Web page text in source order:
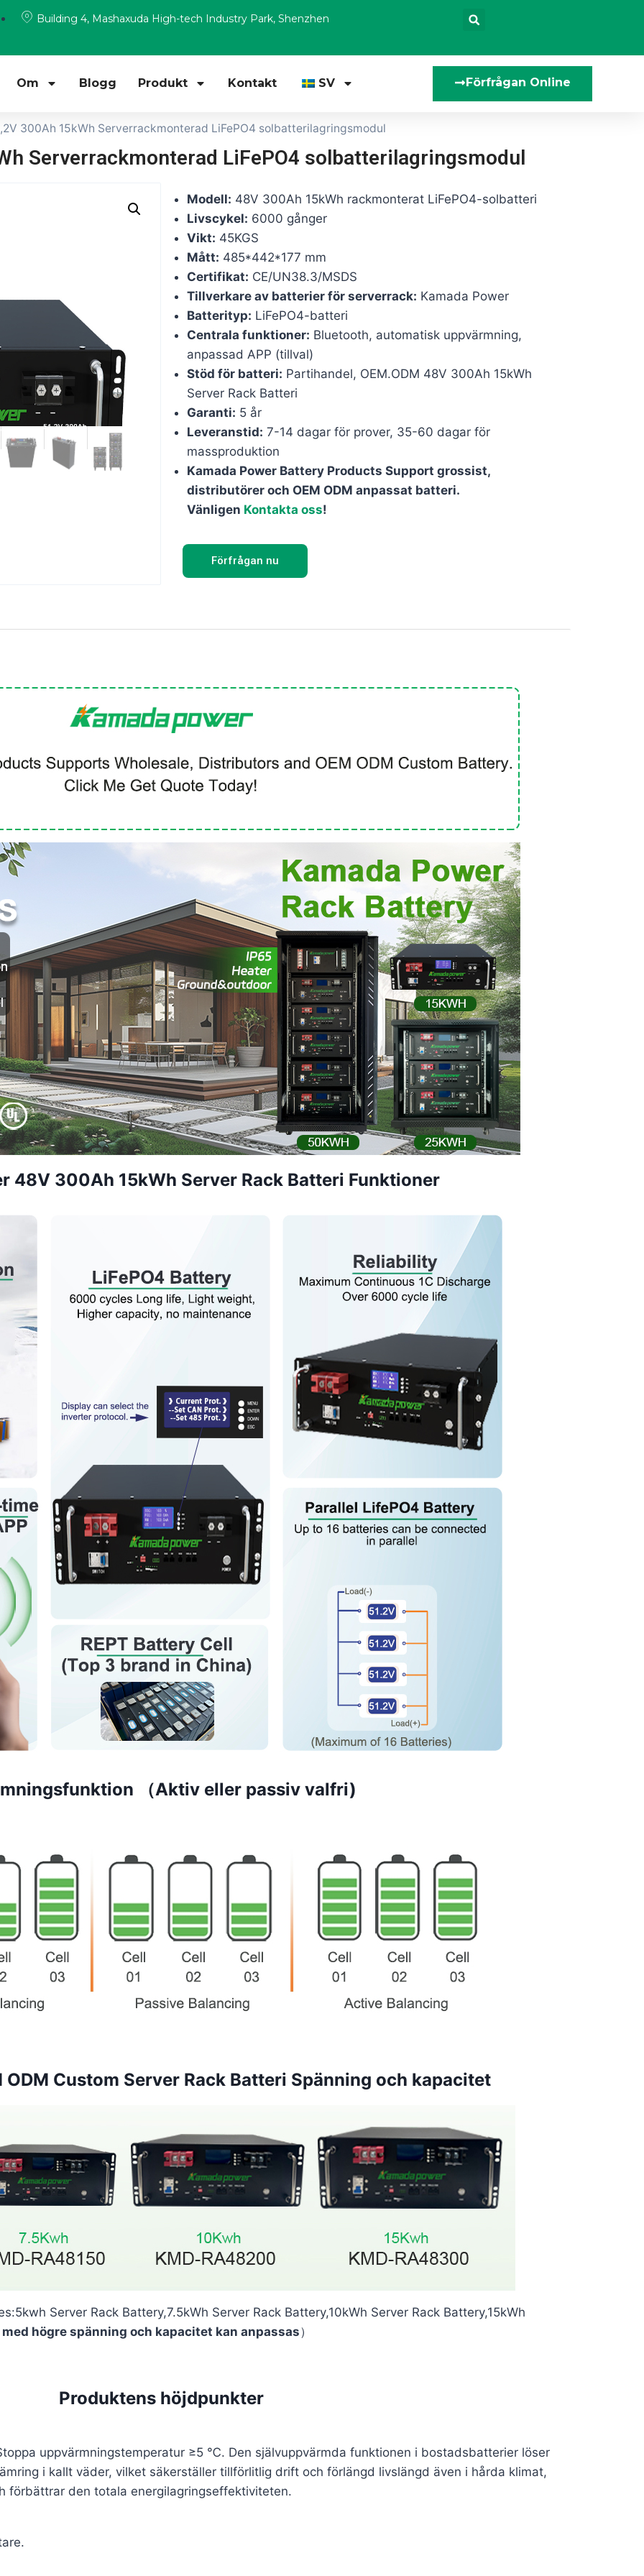
Building 4, Mashaxuda High-tech Industry Park, Shenzhen
Om Blogg Produkt Kontakt SV Förfrågan Online
300Ah 15kWh Serverrackmonterad LiFePO4 solbatterilagringsmodul
Serverrackmonterad LiFePO4 solbatterilagringsmodul
Modell: 48V 300Ah 15kWh rackmonterat LiFePO4-solbatteri
Livscykel: 6000 gånger
Vikt: 45KGS
Mått: 485*442*177 mm
Certifikat: CE/UN38.3/MSDS
Tillverkare av batterier för serverrack: Kamada Power
Batterityp: LiFePO4-batteri
Centrala funktioner: Bluetooth, automatisk uppvärmning,
anpassad APP (tillval)
Stöd för batteri: Partihandel, OEM.ODM 48V 300Ah 15kWh
Server Rack Batteri
Garanti: 5 år
Leveranstid: 7-14 dagar för prover, 35-60 dagar för
massproduktion
Kamada Power Battery Products Support grossist,
distributörer och OEM ODM anpassat batteri.
Vänligen Kontakta oss!
Förfrågan nu
48V 300Ah 15kWh Server Rack Batteri Funktioner
（Aktiv eller passiv valfri)
ODM Custom Server Rack Batteri Spänning och kapacitet
Server Rack Battery,7.5kWh Server Rack Battery,10kWh Server Rack Battery,15kWh
högre spänning och kapacitet kan anpassas）
Produktens höjdpunkter
uppvärmningstemperatur ≥5 ℃. Den självuppvärmda funktionen i bostadsbatterier löser
i kallt väder, vilket säkerställer tillförlitlig drift och förlängd livslängd även i hårda klimat,
förbättrar den totala energilagringseffektiviteten.